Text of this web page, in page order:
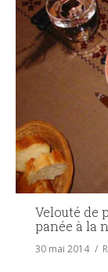
Velouté de
panée à la
30 mai 2014